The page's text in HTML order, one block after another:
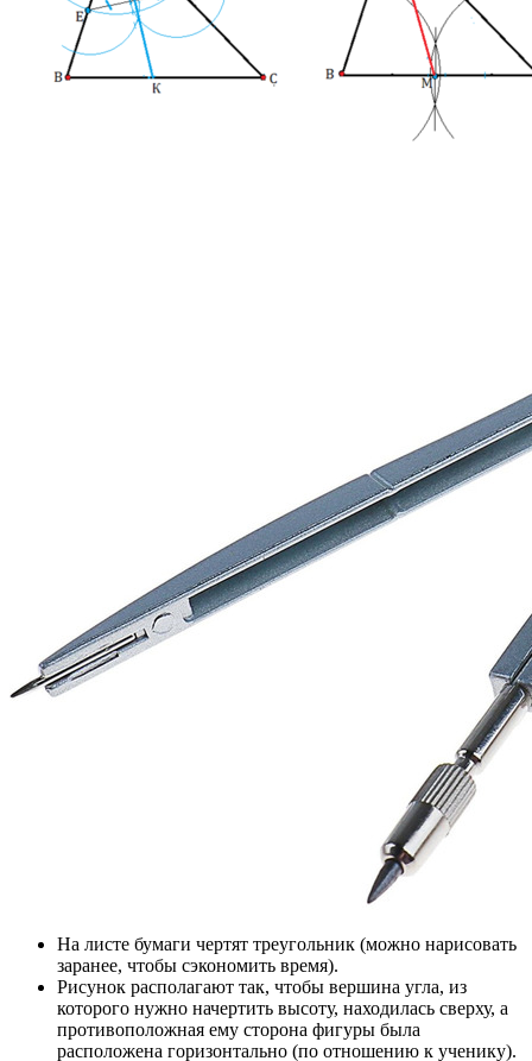
На листе бумаги чертят треугольник (можно нарисовать
заранее, чтобы сэкономить время).
Рисунок располагают так, чтобы вершина угла, из
которого нужно начертить высоту, находилась сверху, а
противоположная ему сторона фигуры была
расположена горизонтально (по отношению к ученику).